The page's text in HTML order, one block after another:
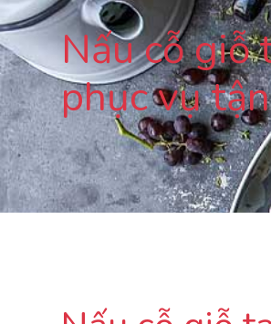
Nấu cỗ giỗ
phục vụ